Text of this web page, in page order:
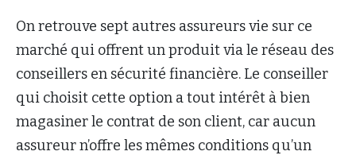
On retrouve sept autres assureurs vie sur ce
marché qui offrent un produit via le réseau des
conseillers en sécurité financière. Le conseiller
qui choisit cette option a tout intérêt à bien
magasiner le contrat de son client, car aucun
assureur n’offre les mêmes conditions qu’un